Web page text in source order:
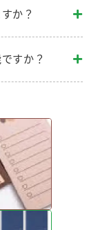
か？
すか？